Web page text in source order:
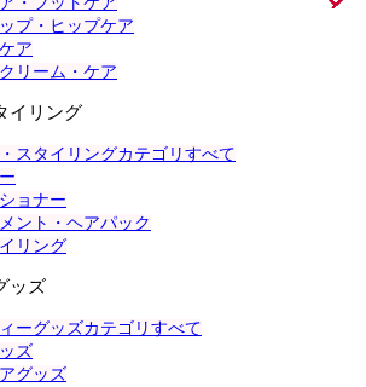
プ・ヒップケア
ア
リーム・ケア
イリング
スタイリングカテゴリすべて
ョナー
ント・ヘアパック
リング
ッズ
ーグッズカテゴリすべて
ズ
グッズ